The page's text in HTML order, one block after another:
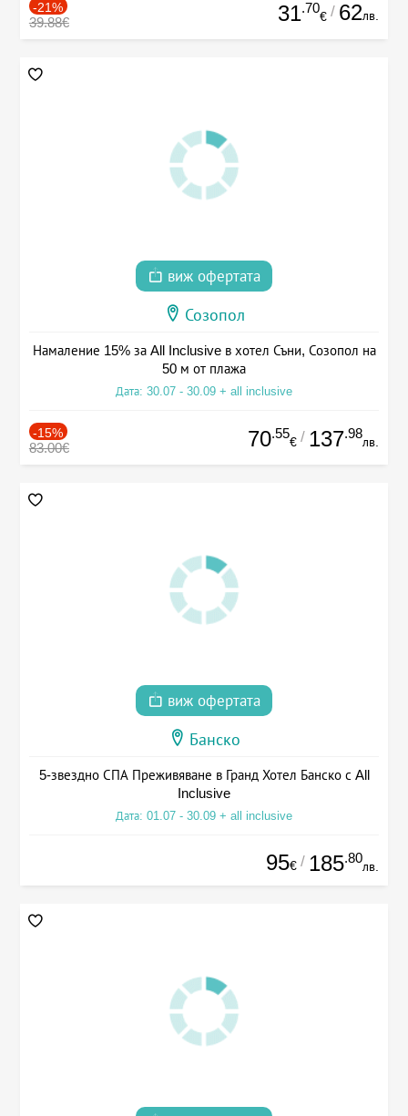
-21%
39.88€ 31.70
€ / 62лв.
виж офертата
Созопол
Намаление 15% за All Inclusive в хотел Съни, Созопол на
50 м от плажа
Дата: 30.07 - 30.09 + all inclusive
-15%
83.00€ 70.55
€ / 137.98
лв.
виж офертата
Банско
5-звездно СПА Преживяване в Гранд Хотел Банско с All
Inclusive
Дата: 01.07 - 30.09 + all inclusive
95€ / 185.80
лв.